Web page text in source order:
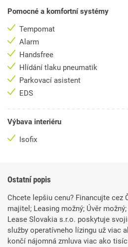
Pomocné a komfortní systémy
Tempomat
Alarm
Handsfree
Hlídání tlaku pneumatik
Parkovací asistent
EDS
Výbava interiéru
Isofix
Ostatní popis
Chcete lepšiu cenu? Financujte cez
majitel; Leasing možný; Úvěr
Lease Slovakia s.r.o. poskytuje
služby operatívneho lízingu už viac
končí nájomná zmluva viac ako